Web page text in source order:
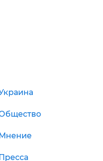
Мнение
Пресса